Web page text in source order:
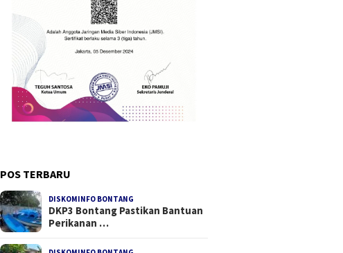
POS TERBARU
DISKOMINFO BONTANG
DKP3 Bontang Pastikan Bantuan
Perikanan …